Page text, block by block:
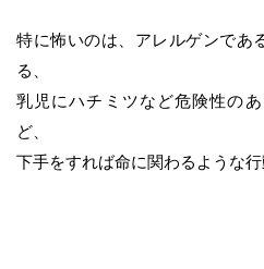
特に怖いのは、アレルゲンであ
る、
乳児にハチミツなど危険性の
ど、
下手をすれば命に関わるような行